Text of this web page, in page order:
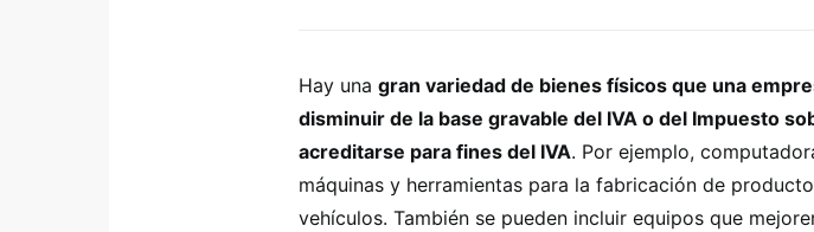
Hay una gran variedad de bienes físicos que una
disminuir de la base gravable del IVA o del Impuesto
acreditarse para fines del IVA. Por ejemplo,
máquinas y herramientas para la fabricación de
vehículos. También se pueden incluir equipos que